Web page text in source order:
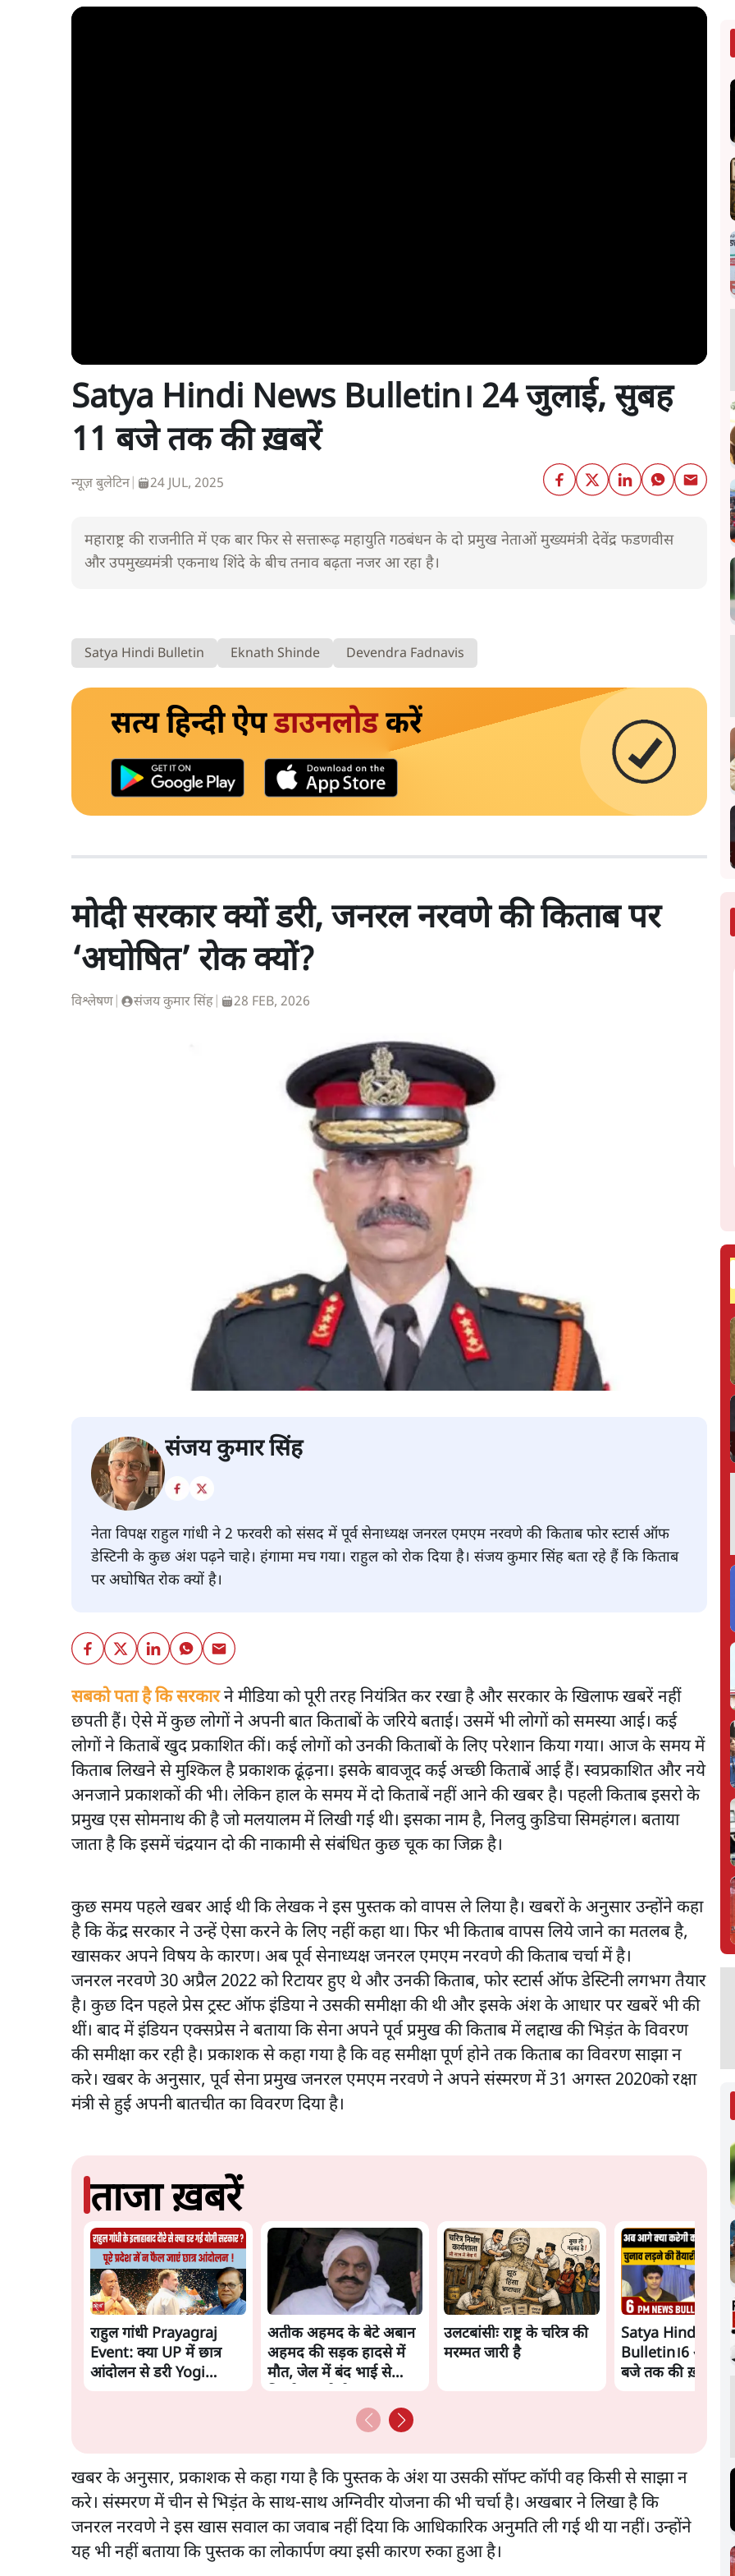
Satya Hindi News Bulletin। 24 जुलाई, सुबह
11 बजे तक की ख़बरें
न्यूज़ बुलेटिन| 24 JUL, 2025
महाराष्ट्र की राजनीति में एक बार फिर से सत्तारूढ़ महायुति गठबंधन के दो प्रमुख नेताओं मुख्यमंत्री देवेंद्र फडणवीस
और उपमुख्यमंत्री एकनाथ शिंदे के बीच तनाव बढ़ता नजर आ रहा है।
Satya Hindi Bulletin Eknath Shinde Devendra Fadnavis
सत्य हिन्दी ऐपडाउनलोडकरें
मोदी सरकार क्यों डरी, जनरल नरवणे की किताब पर
‘अघोषित’ रोक क्यों?
विश्लेषण संजय कुमार सिंह 28 FEB, 2026
संजय कुमार सिंह
नेता विपक्ष राहुल गांधी ने 2 फरवरी को संसद में पूर्व सेनाध्यक्ष जनरल एमएम नरवणे की किताब फोर स्टार्स ऑफ
डेस्टिनी के कुछ अंश पढ़ने चाहे। हंगामा मच गया। राहुल को रोक दिया है। संजय कुमार सिंह बता रहे हैं कि किताब
पर अघोषित रोक क्यों है।
सबको पता है कि सरकारने मीडिया को पूरी तरह नियंत्रित कर रखा है और सरकार के खिलाफ खबरें नहीं
छपती हैं। ऐसे में कुछ लोगों ने अपनी बात किताबों के जरिये बताई। उसमें भी लोगों को समस्या आई। कई
लोगों ने किताबें खुद प्रकाशित कीं। कई लोगों को उनकी किताबों के लिए परेशान किया गया। आज के समय में
किताब लिखने से मुश्किल है प्रकाशक ढूंढ़ना। इसके बावजूद कई अच्छी किताबें आई हैं। स्वप्रकाशित और नये
अनजाने प्रकाशकों की भी। लेकिन हाल के समय में दो किताबें नहीं आने की खबर है। पहली किताब इसरो के
प्रमुख एस सोमनाथ की है जो मलयालम में लिखी गई थी। इसका नाम है, निलवु कुडिचा सिमहंगल। बताया
जाता है कि इसमें चंद्रयान दो की नाकामी से संबंधित कुछ चूक का जिक्र है।
कुछ समय पहले खबर आई थी कि लेखक ने इस पुस्तक को वापस ले लिया है। खबरों के अनुसार उन्होंने कहा
है कि केंद्र सरकार ने उन्हें ऐसा करने के लिए नहीं कहा था। फिर भी किताब वापस लिये जाने का मतलब है,
खासकर अपने विषय के कारण। अब पूर्व सेनाध्यक्ष जनरल एमएम नरवणे की किताब चर्चा में है।
जनरल नरवणे 30 अप्रैल 2022 को रिटायर हुए थे और उनकी किताब, फोर स्टार्स ऑफ डेस्टिनी लगभग तैयार
है। कुछ दिन पहले प्रेस ट्रस्ट ऑफ इंडिया ने उसकी समीक्षा की थी और इसके अंश के आधार पर खबरें भी की
थीं। बाद में इंडियन एक्सप्रेस ने बताया कि सेना अपने पूर्व प्रमुख की किताब में लद्दाख की भिड़ंत के विवरण
की समीक्षा कर रही है। प्रकाशक से कहा गया है कि वह समीक्षा पूर्ण होने तक किताब का विवरण साझा न
करे। खबर के अनुसार, पूर्व सेना प्रमुख जनरल एमएम नरवणे ने अपने संस्मरण में 31 अगस्त 2020को रक्षा
मंत्री से हुई अपनी बातचीत का विवरण दिया है।
ताजा ख़बरें
राहुल गांधी Prayagraj
Event: क्या UP में छात्र
आंदोलन से डरी Yogi
अतीक अहमद के बेटे अबान
अहमद की सड़क हादसे में
मौत, जेल में बंद भाई से
उलटबांसीः राष्ट्र के चरित्र की
मरम्मत जारी है
Satya Hindi
Bulletin।6 अगस्त
बजे तक की ख़बरें
खबर के अनुसार, प्रकाशक से कहा गया है कि पुस्तक के अंश या उसकी सॉफ्ट कॉपी वह किसी से साझा न
करे। संस्मरण में चीन से भिड़ंत के साथ-साथ अग्निवीर योजना की भी चर्चा है। अखबार ने लिखा है कि
जनरल नरवणे ने इस खास सवाल का जवाब नहीं दिया कि आधिकारिक अनुमति ली गई थी या नहीं। उन्होंने
यह भी नहीं बताया कि पुस्तक का लोकार्पण क्या इसी कारण रुका हुआ है।